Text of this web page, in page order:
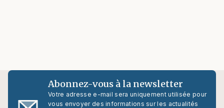
Abonnez-vous à la newsletter
Votre adresse e-mail sera uniquement utilisée pour
vous envoyer des informations sur les actualités